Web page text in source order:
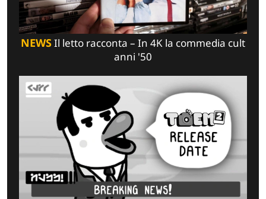
NEWSIl letto racconta – In 4K la commedia cult
anni '50